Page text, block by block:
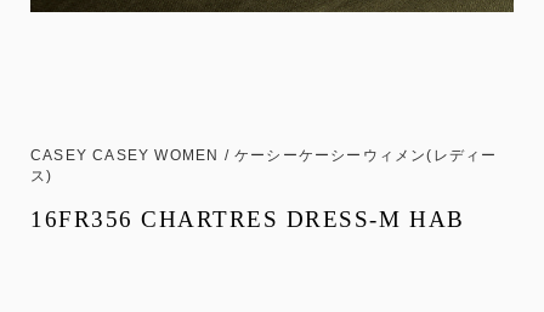
CASEY CASEY WOMEN / ケーシーケーシーウィメン(レディー
ス)
16FR356 CHARTRES DRESS-M HAB